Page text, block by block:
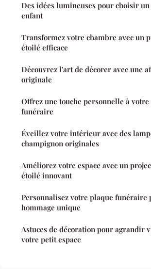
Des idées lumineuses pour choisir
enfant
Transformez votre chambre avec un
étoilé efficace
Découvrez l'art de décorer avec une
originale
Offrez une touche personnelle à votre
funéraire
Éveillez votre intérieur avec des
champignon originales
Améliorez votre espace avec un
étoilé innovant
Personnalisez votre plaque funéraire
hommage unique
Astuces de décoration pour agrandir
votre petit espace